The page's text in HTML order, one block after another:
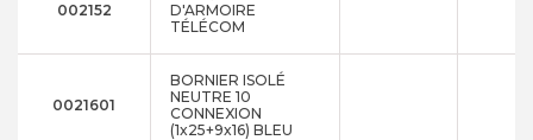
002152
D'ARMOIRE
TÉLÉCOM
0021601
BORNIER ISOLÉ
NEUTRE 10
CONNEXION
(1x25+9x16) BLEU